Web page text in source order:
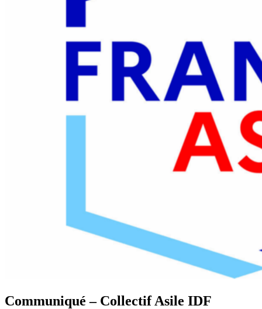
Communiqué – Collectif Asile IDF